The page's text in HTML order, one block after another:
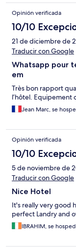
Opinión verificada
10/10
21 de diciembre de
Traducir con Google
Whatsapp pour
em
Très bon rapport
l’hôtel. Equipement
Jean Marc, se
Opinión verificada
10/10
5 de noviembre de
Traducir con Google
Nice Hotel
It's really very good
perfect Landry and
IBRAHIM, se